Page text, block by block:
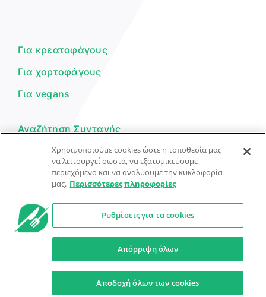
Για κρεατοφάγους
Για χορτοφάγους
Για vegans
Αναζήτηση Συνταγής
Υποβολή Συνταγής
Φόρμα Επικοινωνίας
© Dorpon • Μηχανή αναζήτησης για …καλοφαγάδες!
Προστασία Προσωπικών Δεδομένων Όροι Xρήσης
Ο βοηθός μπορεί να κάνει λάθη — ελέγξτε τις συνταγές.
Χρησιμοποιούμε cookies ώστε η τοποθεσία μας
να λειτουργεί σωστά, να εξατομικεύουμε
περιεχόμενο και να αναλύουμε την κυκλοφορία
μας. Περισσότερες πληροφορίες
Ρυθμίσεις για τα cookies
Απόρριψη όλων
Αποδοχή όλων των cookies